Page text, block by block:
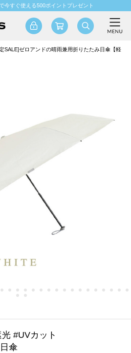
今すぐ使える500ポイントプレゼント
SALE]ゼロアンドの晴雨兼用折りたたみ日傘【軽
#UVカット
傘